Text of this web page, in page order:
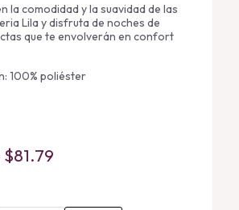
la comodidad y la suavidad de las
Lila y disfruta de noches de
que te envolverán en confort
100% poliéster
$81.79